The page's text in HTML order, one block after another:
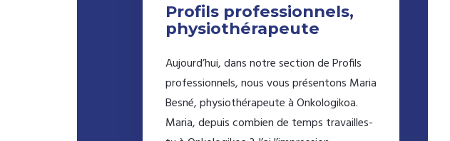
Profils professionnels,
physiothérapeute
Aujourd’hui, dans notre section de Profils
professionnels, nous vous présentons Maria
Besné, physiothérapeute à Onkologikoa.
Maria, depuis combien de temps travailles-